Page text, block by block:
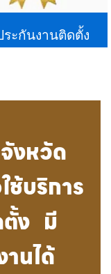
ระกันงานติดตั้ง
งหวัด
ช้บริการ
ตั้ง มี
นได้